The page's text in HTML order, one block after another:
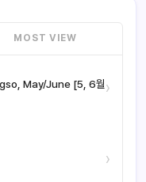
MOST VIEW
May/June [5, 6월›
›